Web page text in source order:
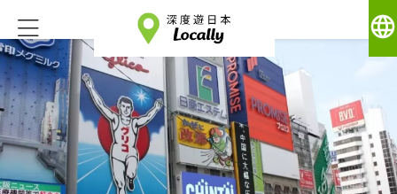
language